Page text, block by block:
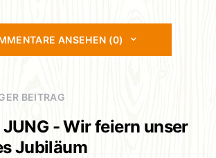
ANSEHEN (0)
BEITRAG
- Wir feiern unser
Jubiläum